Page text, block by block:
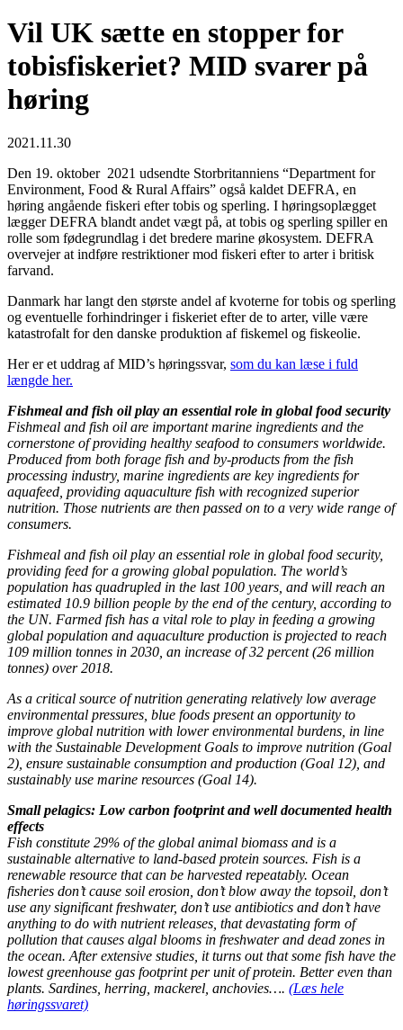
Vil UK sætte en stopper for
tobisfiskeriet? MID svarer på
høring
2021.11.30
Den 19. oktober 2021 udsendte Storbritanniens “Department for
Environment, Food & Rural Affairs” også kaldet DEFRA, en
høring angående fiskeri efter tobis og sperling. I høringsoplægget
lægger DEFRA blandt andet vægt på, at tobis og sperling spiller en
rolle som fødegrundlag i det bredere marine økosystem. DEFRA
overvejer at indføre restriktioner mod fiskeri efter to arter i britisk
farvand.
Danmark har langt den største andel af kvoterne for tobis og sperling
og eventuelle forhindringer i fiskeriet efter de to arter, ville være
katastrofalt for den danske produktion af fiskemel og fiskeolie.
Her er et uddrag af MID’s høringssvar, som du kan læse i fuld
længde her.
Fishmeal and fish oil play an essential role in global food security
Fishmeal and fish oil are important marine ingredients and the
cornerstone of providing healthy seafood to consumers worldwide.
Produced from both forage fish and by-products from the fish
processing industry, marine ingredients are key ingredients for
aquafeed, providing aquaculture fish with recognized superior
nutrition. Those nutrients are then passed on to a very wide range of
consumers.
Fishmeal and fish oil play an essential role in global food security,
providing feed for a growing global population. The world’s
population has quadrupled in the last 100 years, and will reach an
estimated 10.9 billion people by the end of the century, according to
the UN. Farmed fish has a vital role to play in feeding a growing
global population and aquaculture production is projected to reach
109 million tonnes in 2030, an increase of 32 percent (26 million
tonnes) over 2018.
As a critical source of nutrition generating relatively low average
environmental pressures, blue foods present an opportunity to
improve global nutrition with lower environmental burdens, in line
with the Sustainable Development Goals to improve nutrition (Goal
2), ensure sustainable consumption and production (Goal 12), and
sustainably use marine resources (Goal 14).
Small pelagics: Low carbon footprint and well documented health
effects
Fish constitute 29% of the global animal biomass and is a
sustainable alternative to land-based protein sources. Fish is a
renewable resource that can be harvested repeatably. Ocean
fisheries don’t cause soil erosion, don’t blow away the topsoil, don’t
use any significant freshwater, don’t use antibiotics and don’t have
anything to do with nutrient releases, that devastating form of
pollution that causes algal blooms in freshwater and dead zones in
the ocean. After extensive studies, it turns out that some fish have the
lowest greenhouse gas footprint per unit of protein. Better even than
plants. Sardines, herring, mackerel, anchovies…. (Læs hele
høringssvaret)